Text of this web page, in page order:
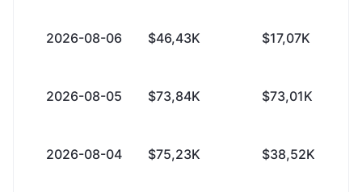
2026-08-06 $46,43K $17,07K
2026-08-05 $73,84K $73,01K
2026-08-04 $75,23K $38,52K